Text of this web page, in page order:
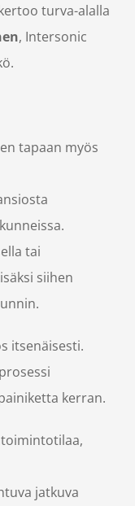
turva-alalla
, Intersonic
tapaan myös
tai
siihen
itsenäisesti.
kerran.
jatkuva